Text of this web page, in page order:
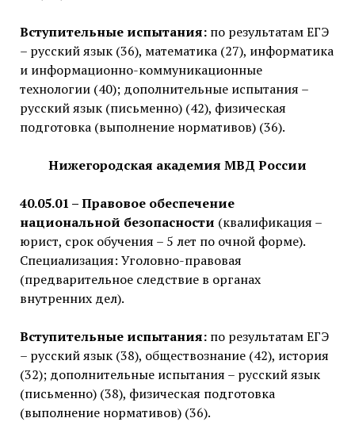
Вступительные испытания:по результатам ЕГЭ
– русский язык (36), математика (27), информатика
и информационно-коммуникационные
технологии (40); дополнительные испытания –
русский язык (письменно) (42), физическая
подготовка (выполнение нормативов) (36).
Нижегородская академия МВД России
40.05.01 – Правовое обеспечение
национальной безопасности (квалификация –
юрист, срок обучения – 5 лет по очной форме).
Специализация: Уголовно-правовая
(предварительное следствие в органах
внутренних дел).
Вступительные испытания:по результатам ЕГЭ
– русский язык (38), обществознание (42), история
(32); дополнительные испытания – русский язык
(письменно) (38), физическая подготовка
(выполнение нормативов) (36).